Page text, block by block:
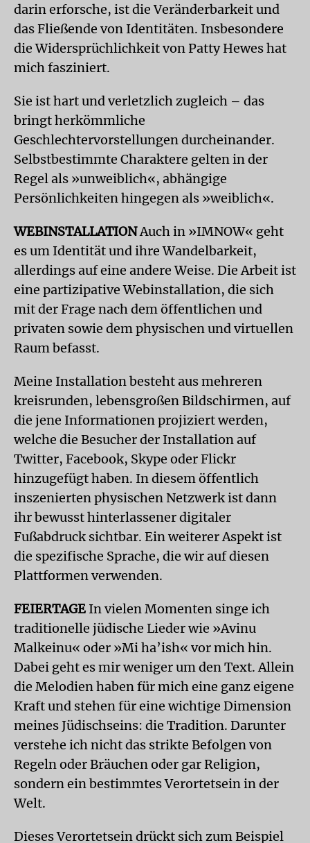
darin erforsche, ist die Veränderbarkeit und
das Fließende von Identitäten. Insbesondere
die Widersprüchlichkeit von Patty Hewes hat
mich fasziniert.
Sie ist hart und verletzlich zugleich – das
bringt herkömmliche
Geschlechtervorstellungen durcheinander.
Selbstbestimmte Charaktere gelten in der
Regel als »unweiblich«, abhängige
Persönlichkeiten hingegen als »weiblich«.
WEBINSTALLATIONAuch in »IMNOW« geht
es um Identität und ihre Wandelbarkeit,
allerdings auf eine andere Weise. Die Arbeit ist
eine partizipative Webinstallation, die sich
mit der Frage nach dem öffentlichen und
privaten sowie dem physischen und virtuellen
Raum befasst.
Meine Installation besteht aus mehreren
kreisrunden, lebensgroßen Bildschirmen, auf
die jene Informationen projiziert werden,
welche die Besucher der Installation auf
Twitter, Facebook, Skype oder Flickr
hinzugefügt haben. In diesem öffentlich
inszenierten physischen Netzwerk ist dann
ihr bewusst hinterlassener digitaler
Fußabdruck sichtbar. Ein weiterer Aspekt ist
die spezifische Sprache, die wir auf diesen
Plattformen verwenden.
FEIERTAGE In vielen Momenten singe ich
traditionelle jüdische Lieder wie »Avinu
Malkeinu« oder »Mi ha’ish« vor mich hin.
Dabei geht es mir weniger um den Text. Allein
die Melodien haben für mich eine ganz eigene
Kraft und stehen für eine wichtige Dimension
meines Jüdischseins: die Tradition. Darunter
verstehe ich nicht das strikte Befolgen von
Regeln oder Bräuchen oder gar Religion,
sondern ein bestimmtes Verortetsein in der
Welt.
Dieses Verortetsein drückt sich zum Beispiel